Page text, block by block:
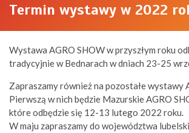
Termin wystawy w 2022
Wystawa AGRO SHOW w przyszłym roku
tradycyjnie w Bednarach w dniach 23-25
Zapraszamy również na pozostałe wystawy
Pierwszą w nich będzie Mazurskie AGRO
które odbędzie się 12-13 lutego 2022 roku.
W maju zapraszamy do województwa